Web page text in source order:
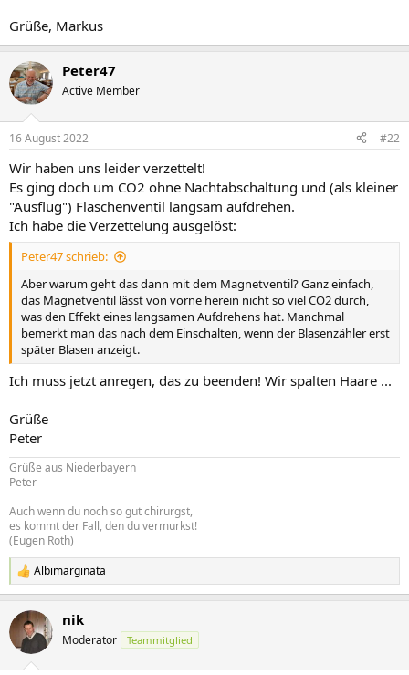
Grüße, Markus
Peter47
Active Member
16 August 2022 #22
Wir haben uns leider verzettelt!
Es ging doch um CO2 ohne Nachtabschaltung und (als kleiner
"Ausflug") Flaschenventil langsam aufdrehen.
Ich habe die Verzettelung ausgelöst:
Peter47 schrieb:
Aber warum geht das dann mit dem Magnetventil? Ganz einfach,
das Magnetventil lässt von vorne herein nicht so viel CO2 durch,
was den Effekt eines langsamen Aufdrehens hat. Manchmal
bemerkt man das nach dem Einschalten, wenn der Blasenzähler erst
später Blasen anzeigt.
Ich muss jetzt anregen, das zu beenden! Wir spalten Haare ...
Grüße
Peter
Grüße aus Niederbayern
Peter
Auch wenn du noch so gut chirurgst,
es kommt der Fall, den du vermurkst!
(Eugen Roth)
R
e
k
i
Albimarginata
nik
Moderator Teammitglied